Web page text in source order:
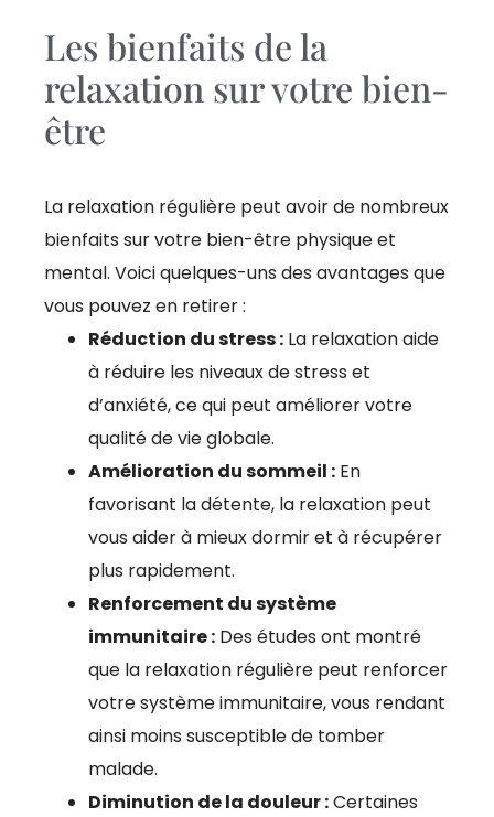
Les bienfaits de la
relaxation sur votre bien-
être
La relaxation régulière peut avoir de nombreux
bienfaits sur votre bien-être physique et
mental. Voici quelques-uns des avantages que
vous pouvez en retirer :
Réduction du stress : La relaxation aide
à réduire les niveaux de stress et
d’anxiété, ce qui peut améliorer votre
qualité de vie globale.
Amélioration du sommeil : En
favorisant la détente, la relaxation peut
vous aider à mieux dormir et à récupérer
plus rapidement.
Renforcement du système
immunitaire : Des études ont montré
que la relaxation régulière peut renforcer
votre système immunitaire, vous rendant
ainsi moins susceptible de tomber
malade.
Diminution de la douleur :Certaines